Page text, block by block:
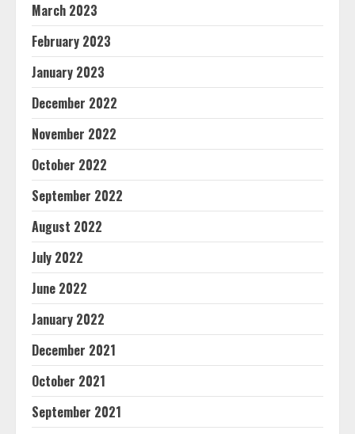
March 2023
February 2023
January 2023
December 2022
November 2022
October 2022
September 2022
August 2022
July 2022
June 2022
January 2022
December 2021
October 2021
September 2021